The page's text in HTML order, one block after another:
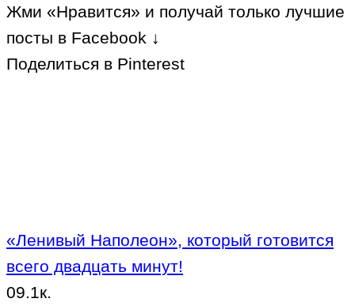
Жми «Нравится» и получай только лучшие
посты в Facebook ↓
Поделиться в Pinterest
«Ленивый Наполеон», который готовится
всего двадцать минут!
09.1к.